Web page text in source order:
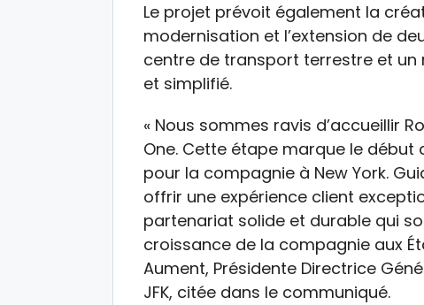
Le projet prévoit également la
modernisation et l’extension de
centre de transport terrestre et
et simplifié.
« Nous sommes ravis d’accueillir
One. Cette étape marque le début
pour la compagnie à New York.
offrir une expérience client
partenariat solide et durable qui
croissance de la compagnie aux
Aument, Présidente Directrice
JFK, citée dans le communiqué.